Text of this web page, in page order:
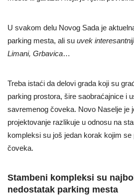
U svakom delu Novog Sada je
parking mesta, ali su uvek
Limani, Grbavica…
Treba istaći da delovi grada koji su
parking prostora, šire saobraćajnice i
savremenog čoveka. Novo Naselje je
projektovanje razlikuje u odnosu na
kompleksi su još jedan korak kojim se
čoveka.
Stambeni kompleksi su
nedostatak parking mesta